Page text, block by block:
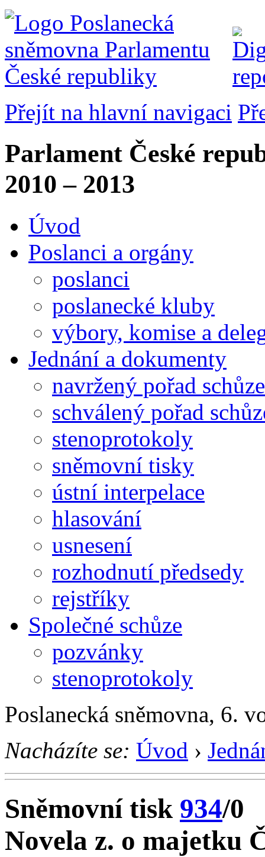
Přejít na hlavní navigaci
Parlament České
2010 – 2013
Úvod
Poslanci a orgány
poslanci
poslanecké kluby
výbory, komise a
Jednání a dokumenty
navržený pořad schůze
schválený pořad
stenoprotokoly
sněmovní tisky
ústní interpelace
hlasování
usnesení
rozhodnutí předsedy
rejstříky
Společné schůze
pozvánky
stenoprotokoly
Poslanecká sněmovna, 6.
Nacházíte se: Úvod ›
Sněmovní tisk 934/0
Novela z. o majetku